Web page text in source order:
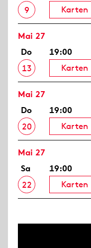
9
Karten
Mai 27
Do
13
19:00
Karten
Mai 27
Do
20
19:00
Karten
Mai 27
Sa
22
19:00
Karten